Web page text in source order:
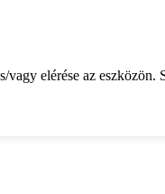
elérése az eszközön.